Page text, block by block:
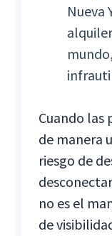
Nueva
Cuando las
de manera
riesgo de
no es el
de